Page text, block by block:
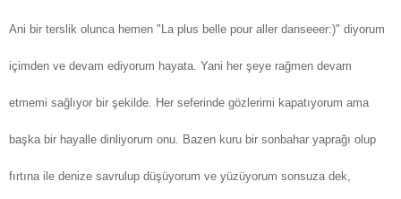
Ani bir terslik olunca hemen "La plus belle pour aller danseeer:)" diyorum
içimden ve devam ediyorum hayata. Yani her şeye rağmen devam
etmemi sağlıyor bir şekilde. Her seferinde gözlerimi kapatıyorum ama
başka bir hayalle dinliyorum onu. Bazen kuru bir sonbahar yaprağı olup
fırtına ile denize savrulup düşüyorum ve yüzüyorum sonsuza dek,